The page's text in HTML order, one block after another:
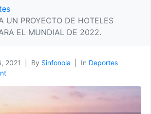
UN PROYECTO DE HOTELES
EL MUNDIAL DE 2022.
2021 By Sinfonola In Deportes